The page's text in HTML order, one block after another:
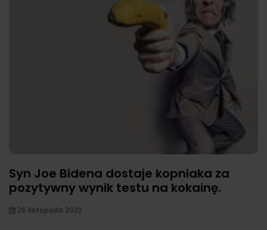
Syn Joe Bidena dostaje kopniaka za
pozytywny wynik testu na kokainę.
26 listopada 2022